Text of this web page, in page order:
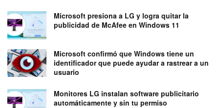
Microsoft presiona a LG y logra quitar la
publicidad de McAfee en Windows 11
Microsoft confirmó que Windows tiene un
identificador que puede ayudar a rastrear a un
usuario
Monitores LG instalan software publicitario
automáticamente y sin tu permiso